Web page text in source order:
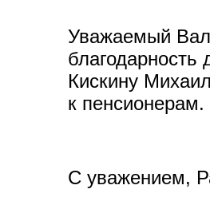
Уважаемый
благодарность
Кискину
к пенсионерам.
С уважением,